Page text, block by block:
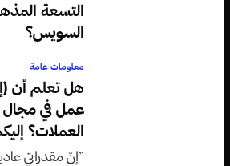
التسعة
السويس؟
معلومات عامة
هل تعلم أن
عمل في مجال
العملات؟
”إنّ مقدراتي